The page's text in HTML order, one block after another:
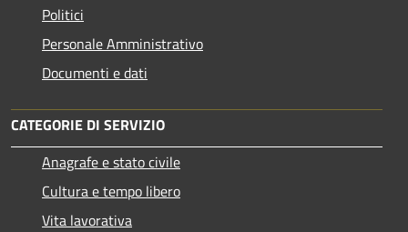
Politici
Personale Amministrativo
Documenti e dati
CATEGORIE DI SERVIZIO
Anagrafe e stato civile
Cultura e tempo libero
Vita lavorativa